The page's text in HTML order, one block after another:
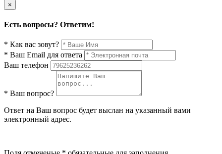
×
Есть вопросы? Ответим!
* Как вас зовут?
* Ваш Email для ответа
Ваш телефон
* Ваш вопрос?
Ответ на Ваш вопрос будет выслан на указанный вами
электронный адрес.